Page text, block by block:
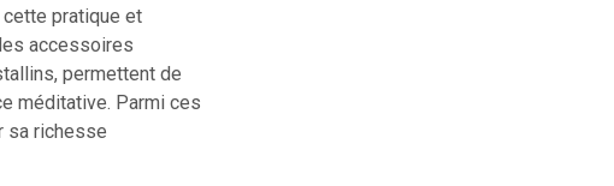
pratique et
accessoires
permettent de
méditative. Parmi ces
sa richesse